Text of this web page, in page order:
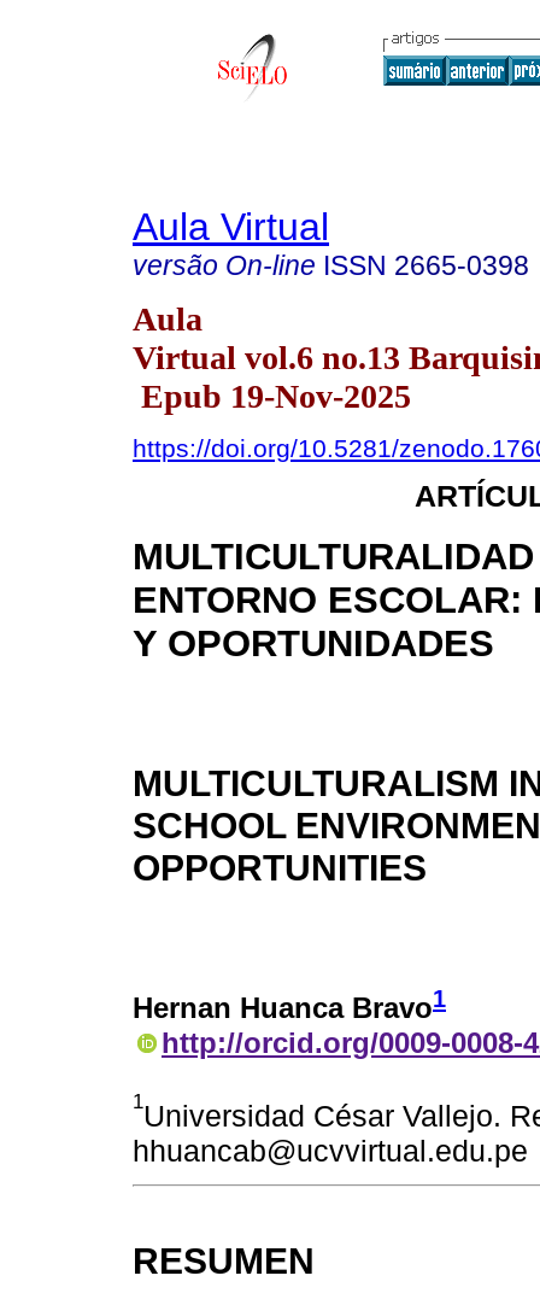
Aula Virtual
versão On-line ISSN 2665-0398
Aula
Virtual vol.6 no.13
Epub 19-Nov-2025
https://doi.org/10.5281/
ENTORNO ESCOLAR:
Y OPORTUNIDADES
MULTICULTURALISM
SCHOOL
OPPORTUNITIES
Hernan Huanca Bravo1
http://orcid.org/0009-0008-
1Universidad César Vallejo.
hhuancab@ucvvirtual.edu.pe
RESUMEN